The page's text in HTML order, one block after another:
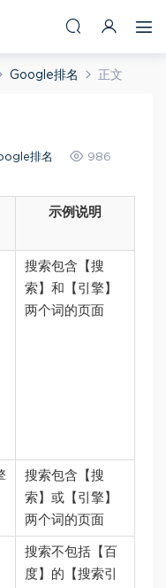
Google排名 正文
排名 986
示例说明
搜索包含【搜
索】和【引擎】
两个词的页面
搜索包含【搜
索】或【引擎】
两个词的页面
搜索不包括【百
度】的【搜索引